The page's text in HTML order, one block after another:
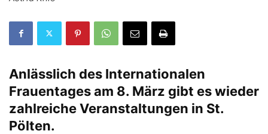
Anlässlich des Internationalen
Frauentages am 8. März gibt es wieder
zahlreiche Veranstaltungen in St.
Pölten.